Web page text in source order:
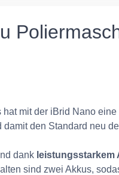
mit der iBrid Nano
den Standard neu
dank leistungsstarkem
sind zwei Akkus,